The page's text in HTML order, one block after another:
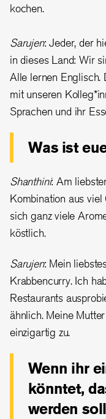
kochen.
Sarujen: Jeder, der
in dieses Land: Wir
Alle lernen Englisch.
mit unseren
Sprachen und ihr
Was ist
Shanthini: Am
Kombination aus
sich ganz viele
köstlich.
Sarujen: Mein
Krabbencurry. Ich
Restaurants
ähnlich. Meine
einzigartig zu.
Wenn ihr
könntet,
werden